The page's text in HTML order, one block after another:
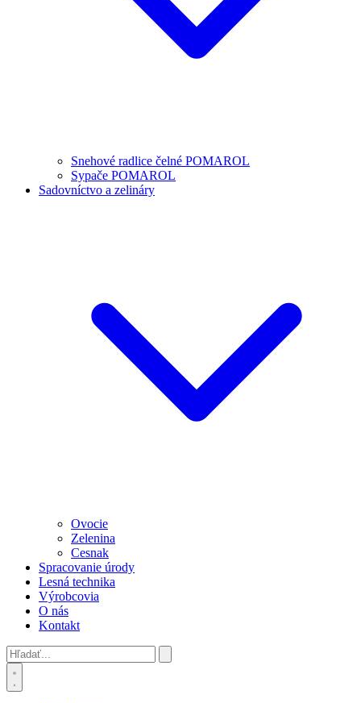
Snehové radlice čelné POMAROL
Sypače POMAROL
Sadovníctvo a zelináry
Ovocie
Zelenina
Cesnak
Spracovanie úrody
Lesná technika
Výrobcovia
O nás
Kontakt